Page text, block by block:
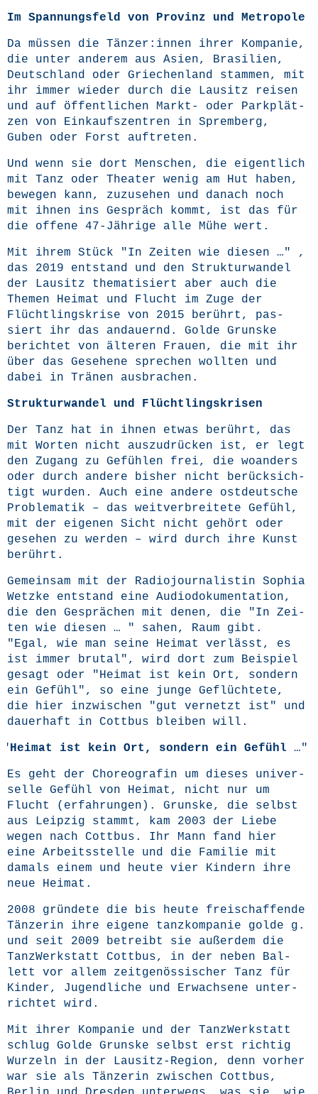
Im Span­nungs­feld von Pro­vinz und Metropole
Da müs­sen die Tänzer:innen ihrer Kom­pa­nie,
die unter ande­rem aus Asi­en, Bra­si­li­en,
Deutsch­land oder Grie­chen­land stam­men, mit
ihr immer wie­der durch die Lau­sitz rei­sen
und auf öffent­li­chen Markt- oder Park­plät­
zen von Ein­kaufs­zen­tren in Sprem­berg,
Guben oder Forst auftreten.
Und wenn sie dort Men­schen, die eigent­lich
mit Tanz oder Thea­ter wenig am Hut haben,
bewe­gen kann, zuzu­se­hen und danach noch
mit ihnen ins Gespräch kommt, ist das für
die offe­ne 47-Jäh­ri­ge alle Mühe wert.
Mit ihrem Stück "In Zei­ten wie die­sen …" ,
das 2019 ent­stand und den Struk­tur­wan­del
der Lau­sitz the­ma­ti­siert aber auch die
The­men Hei­mat und Flucht im Zuge der
Flücht­lings­kri­se von 2015 berührt, pas­
siert ihr das andau­ernd. Gol­de Grunske
berich­tet von älte­ren Frau­en, die mit ihr
über das Gese­he­ne spre­chen woll­ten und
dabei in Trä­nen ausbrachen.
Struk­tur­wan­del und Flüchtlingskrisen
Der Tanz hat in ihnen etwas berührt, das
mit Wor­ten nicht aus­zu­drü­cken ist, er legt
den Zugang zu Gefüh­len frei, die woan­ders
oder durch ande­re bis­her nicht berück­sich­
tigt wur­den. Auch eine ande­re ost­deut­sche
Pro­ble­ma­tik – das weit­ver­brei­te­te Gefühl,
mit der eige­nen Sicht nicht gehört oder
gese­hen zu wer­den – wird durch ihre Kunst
berührt.
Gemein­sam mit der Radio­jour­na­lis­tin Sophia
Wetz­ke ent­stand eine Audio­do­ku­men­ta­ti­on,
die den Gesprä­chen mit denen, die "In Zei­
ten wie die­sen … " sahen, Raum gibt.
"Egal, wie man sei­ne Hei­mat ver­lässt, es
ist immer bru­tal", wird dort zum Bei­spiel
gesagt oder "Hei­mat ist kein Ort, son­dern
ein Gefühl", so eine jun­ge Geflüch­te­te,
die hier inzwi­schen "gut ver­netzt ist" und
dau­er­haft in Cott­bus blei­ben will.
"Hei­mat ist kein Ort, son­dern ein Gefühl …"
Es geht der Cho­reo­gra­fin um die­ses uni­ver­
sel­le Gefühl von Hei­mat, nicht nur um
Flucht (erfah­run­gen). Grunske, die selbst
aus Leip­zig stammt, kam 2003 der Lie­be
wegen nach Cott­bus. Ihr Mann fand hier
eine Arbeits­stel­le und die Fami­lie mit
damals einem und heu­te vier Kin­dern ihre
neue Heimat.
2008 grün­de­te die bis heu­te frei­schaf­fen­de
Tän­ze­rin ihre eige­ne tanz­kom­pa­nie gol­de g.
und seit 2009 betreibt sie außer­dem die
Tanz­Werk­statt Cott­bus, in der neben Bal­
lett vor allem zeit­ge­nös­si­scher Tanz für
Kin­der, Jugend­li­che und Erwach­se­ne unter­
rich­tet wird.
Mit ihrer Kom­pa­nie und der Tanz­Werk­statt
schlug Gol­de Grunske selbst erst rich­tig
Wur­zeln in der Lau­sitz-Regi­on, denn vor­her
war sie als Tän­ze­rin zwi­schen Cott­bus,